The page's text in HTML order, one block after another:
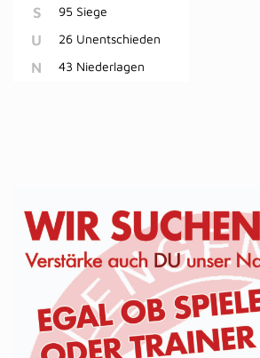
S 95 Siege
U 26 Unentschieden
N 43 Niederlagen